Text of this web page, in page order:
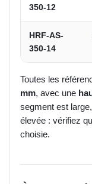
350-12
HRF-AS-
350-14
Toutes les
mm, avec une
segment est
élevée : vérifiez
choisie.